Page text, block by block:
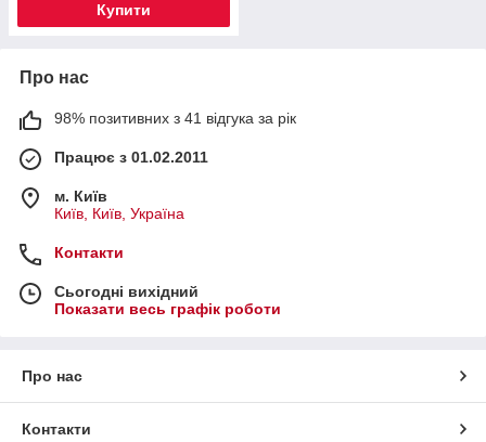
Купити
Про нас
98% позитивних з 41 відгука за рік
Працює з 01.02.2011
м. Київ
Київ, Київ, Україна
Контакти
Сьогодні вихідний
Показати весь графік роботи
Про нас
Контакти